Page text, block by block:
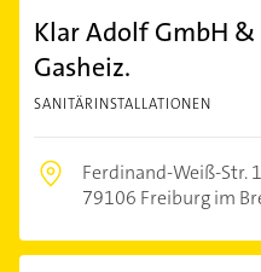
Klar Adolf GmbH &
Gasheiz.
SANITÄRINSTALLATIONEN
Ferdinand-Weiß-Str.
79106 Freiburg im